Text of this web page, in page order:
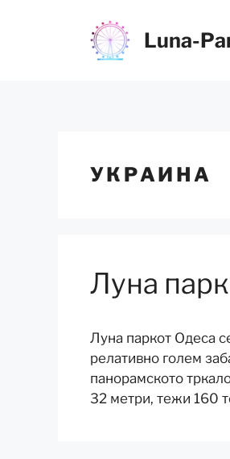
Luna-
УКРАИНА
Луна
Луна паркот Одеса
релативно голем
панорамското
32 метри, тежи 160